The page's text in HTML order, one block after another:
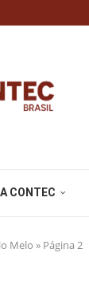
CONTEC
Melo » Página 2